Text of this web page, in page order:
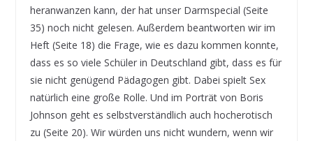
heranwanzen kann, der hat unser Darmspecial (Seite
35) noch nicht gelesen. Außerdem beantworten wir im
Heft (Seite 18) die Frage, wie es dazu kommen konnte,
dass es so viele Schüler in Deutschland gibt, dass es für
sie nicht genügend Pädagogen gibt. Dabei spielt Sex
natürlich eine große Rolle. Und im Porträt von Boris
Johnson geht es selbstverständlich auch hocherotisch
zu (Seite 20). Wir würden uns nicht wundern, wenn wir